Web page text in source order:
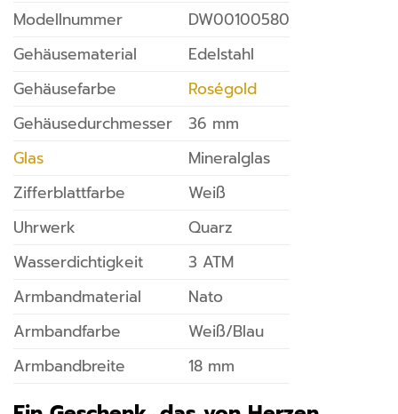
Modellnummer
DW00100580
Gehäusematerial
Edelstahl
Gehäusefarbe
Roségold
Gehäusedurchmesser
36 mm
Glas
Mineralglas
Zifferblattfarbe
Weiß
Uhrwerk
Quarz
Wasserdichtigkeit
3 ATM
Armbandmaterial
Nato
Armbandfarbe
Weiß/Blau
Armbandbreite
18 mm